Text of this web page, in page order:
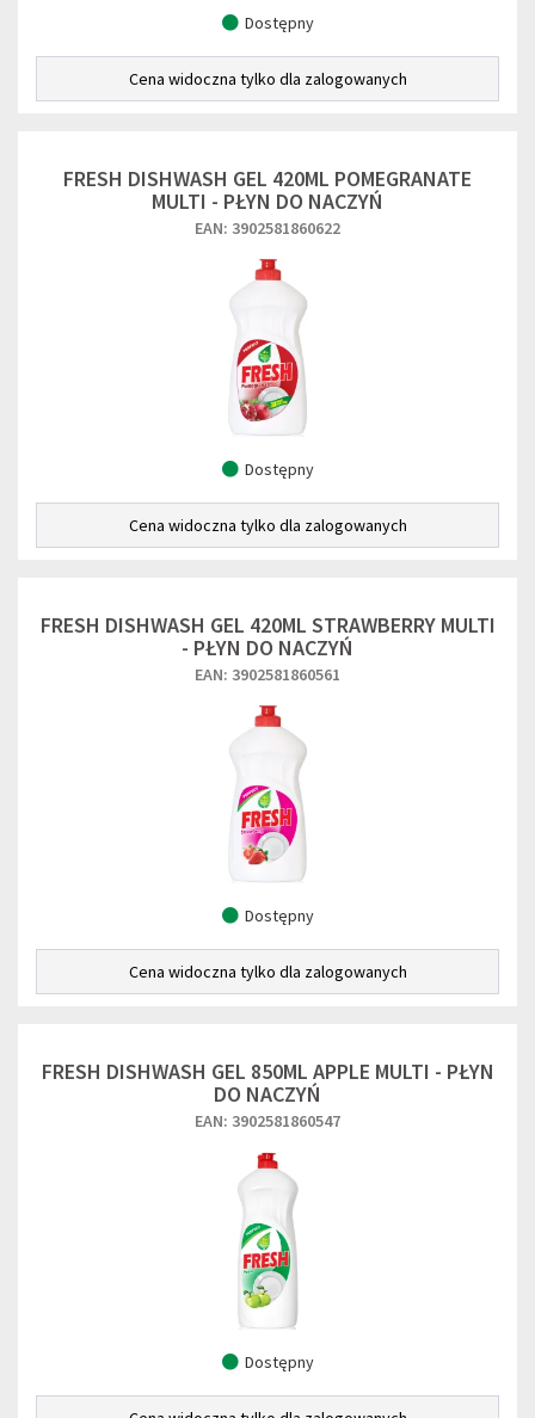
Dostępny
Cena widoczna tylko dla zalogowanych
FRESH DISHWASH GEL 420ML POMEGRANATE
MULTI - PŁYN DO NACZYŃ
EAN: 3902581860622
Dostępny
Cena widoczna tylko dla zalogowanych
FRESH DISHWASH GEL 420ML STRAWBERRY MULTI
- PŁYN DO NACZYŃ
EAN: 3902581860561
Dostępny
Cena widoczna tylko dla zalogowanych
FRESH DISHWASH GEL 850ML APPLE MULTI - PŁYN
DO NACZYŃ
EAN: 3902581860547
Dostępny